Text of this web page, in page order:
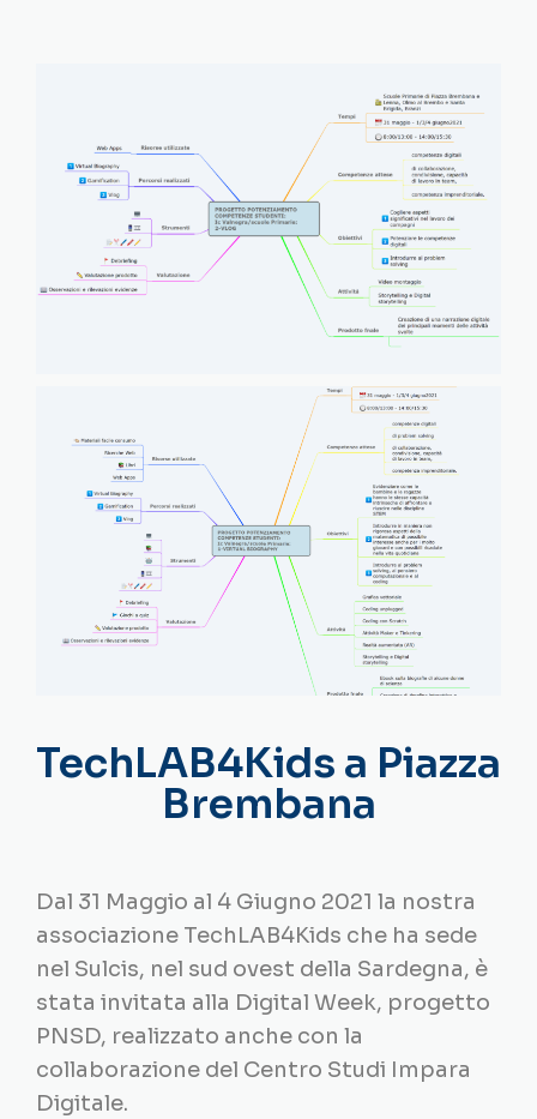
TechLAB4Kids a Piazza
Brembana
Dal 31 Maggio al 4 Giugno 2021 la nostra
associazione TechLAB4Kids che ha sede
nel Sulcis, nel sud ovest della Sardegna, è
stata invitata alla Digital Week, progetto
PNSD, realizzato anche con la
collaborazione del Centro Studi Impara
Digitale.